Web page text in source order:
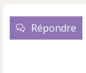
u
Répondre